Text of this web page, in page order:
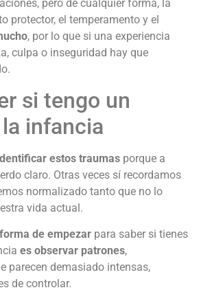
pero de cualquier forma, la
protector, el temperamento y el
, por lo que si una experiencia
culpa o inseguridad hay que
si tengo un
infancia
estos traumas porque a
claro. Otras veces sí recordamos
normalizado tanto que no lo
vida actual.
de empezar para saber si tienes
es observar patrones,
parecen demasiado intensas,
de controlar.